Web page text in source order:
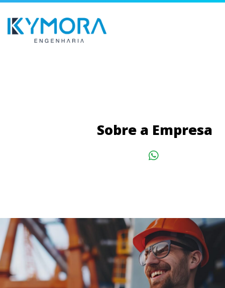
Sobre a Empresa